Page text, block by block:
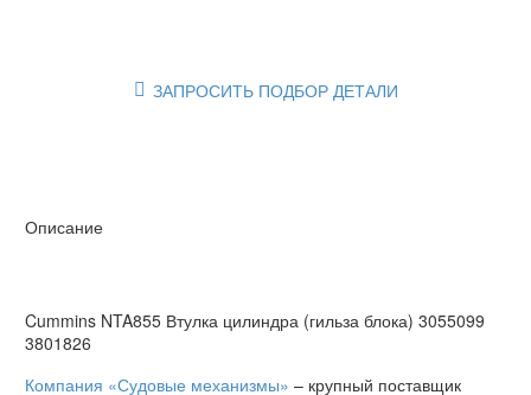
 ЗАПРОСИТЬ ПОДБОР ДЕТАЛИ
Описание
Cummins NTA855 Втулка цилиндра (гильза блока) 3055099
3801826
Компания «Судовые механизмы» – крупный поставщик